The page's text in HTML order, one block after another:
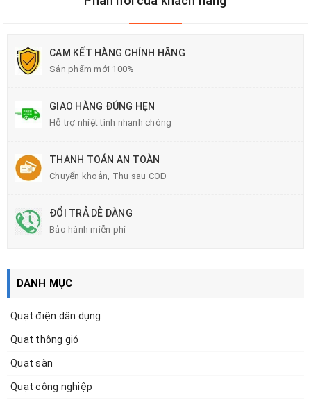
CAM KẾT HÀNG CHÍNH HÃNG
Sản phẩm mới 100%
GIAO HÀNG ĐÚNG HẸN
Hỗ trợ nhiệt tình nhanh chóng
THANH TOÁN AN TOÀN
Chuyển khoản, Thu sau COD
ĐỔI TRẢ DỄ DÀNG
Bảo hành miễn phí
DANH MỤC
Quạt điện dân dụng
Quạt thông gió
Quạt sàn
Quạt công nghiệp